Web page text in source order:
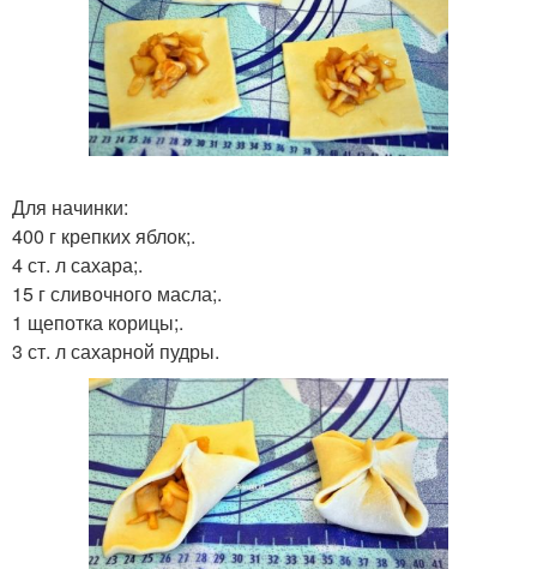
Для начинки:
400 г крепких яблок;.
4 ст. л сахара;.
15 г сливочного масла;.
1 щепотка корицы;.
3 ст. л сахарной пудры.